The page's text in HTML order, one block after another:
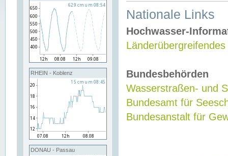
RHEIN - Koblenz
DONAU - Passau
Nationale Links
Hochwasser-
Bundesbehörden
Wasserstraßen- und
Bundesamt für
Bundesanstalt für